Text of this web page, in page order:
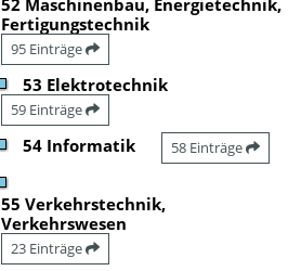
Fertigungstechnik
95 Einträge
53 Elektrotechnik
59 Einträge
54 Informatik 58 Einträge
55 Verkehrstechnik,
Verkehrswesen
23 Einträge